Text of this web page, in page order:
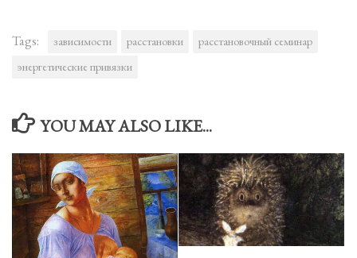
Tags: зависимости расстановки
расстановочный семинар
энергетические привязки
YOU MAY ALSO LIKE...